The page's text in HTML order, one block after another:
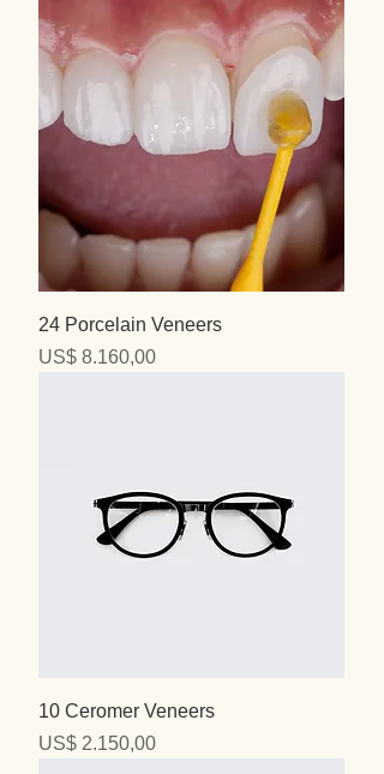
24 Porcelain Veneers
Precio
US$ 8.160,00
10 Ceromer Veneers
Precio
US$ 2.150,00